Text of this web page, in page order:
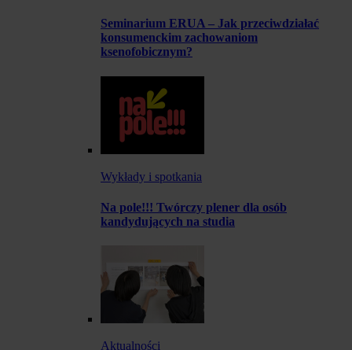
Seminarium ERUA – Jak przeciwdziałać
konsumenckim zachowaniom
ksenofobicznym?
Wykłady i spotkania
Na pole!!! Twórczy plener dla osób
kandydujących na studia
Aktualności